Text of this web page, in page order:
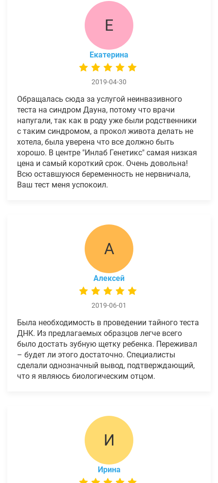
Е
Екатерина
2019-04-30
Обращалась сюда за услугой неинвазивного
теста на синдром Дауна, потому что врачи
напугали, так как в роду уже были родственники
с таким синдромом, а прокол живота делать не
хотела, была уверена что все должно быть
хорошо. В центре "Инлаб Генетикс" самая низкая
цена и самый короткий срок. Очень довольна!
Всю оставшуюся беременность не нервничала,
Ваш тест меня успокоил.
А
Алексей
2019-06-01
Была необходимость в проведении тайного теста
ДНК. Из предлагаемых образцов легче всего
было достать зубную щетку ребенка. Переживал
– будет ли этого достаточно. Специалисты
сделали однозначный вывод, подтверждающий,
что я являюсь биологическим отцом.
И
Ирина